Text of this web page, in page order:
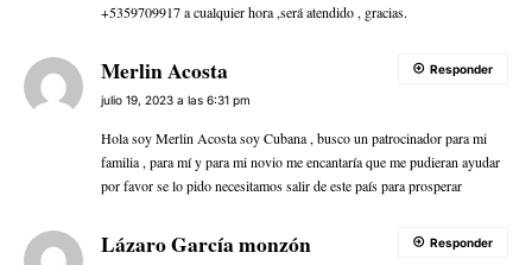
+5359709917 a cualquier hora ,será atendido , gracias.
Merlin Acosta
julio 19, 2023 a las 6:31 pm
Hola soy Merlin Acosta soy Cubana , busco un patrocinador para mi
familia , para mí y para mi novio me encantaría que me pudieran ayudar
por favor se lo pido necesitamos salir de este país para prosperar
Responder
Lázaro García monzón Responder